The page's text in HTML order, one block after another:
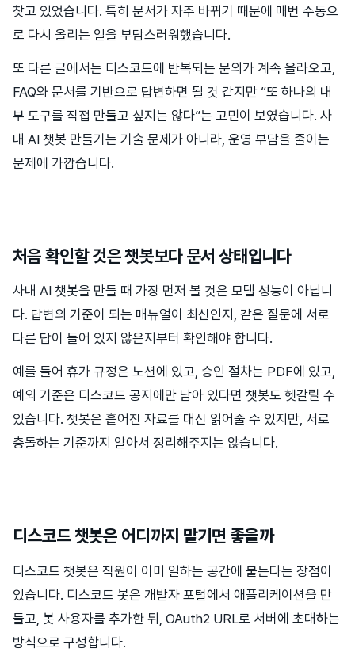
찾고 있었습니다. 특히 문서가 자주 바뀌기 때문에 매번 수동으
로 다시 올리는 일을 부담스러워했습니다.
또 다른 글에서는 디스코드에 반복되는 문의가 계속 올라오고,
FAQ와 문서를 기반으로 답변하면 될 것 같지만 “또 하나의 내
부 도구를 직접 만들고 싶지는 않다”는 고민이 보였습니다. 사
내 AI 챗봇 만들기는 기술 문제가 아니라, 운영 부담을 줄이는
문제에 가깝습니다.
처음 확인할 것은 챗봇보다 문서 상태입니다
사내 AI 챗봇을 만들 때 가장 먼저 볼 것은 모델 성능이 아닙니
다. 답변의 기준이 되는 매뉴얼이 최신인지, 같은 질문에 서로
다른 답이 들어 있지 않은지부터 확인해야 합니다.
예를 들어 휴가 규정은 노션에 있고, 승인 절차는 PDF에 있고,
예외 기준은 디스코드 공지에만 남아 있다면 챗봇도 헷갈릴 수
있습니다. 챗봇은 흩어진 자료를 대신 읽어줄 수 있지만, 서로
충돌하는 기준까지 알아서 정리해주지는 않습니다.
디스코드 챗봇은 어디까지 맡기면 좋을까
디스코드 챗봇은 직원이 이미 일하는 공간에 붙는다는 장점이
있습니다. 디스코드 봇은 개발자 포털에서 애플리케이션을 만
들고, 봇 사용자를 추가한 뒤, OAuth2 URL로 서버에 초대하는
방식으로 구성합니다.